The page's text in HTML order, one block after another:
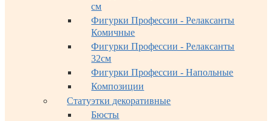
см
Фигурки Профессии - Релаксанты
Комичные
Фигурки Профессии - Релаксанты
32см
Фигурки Профессии - Напольные
Композиции
Статуэтки декоративные
Бюсты